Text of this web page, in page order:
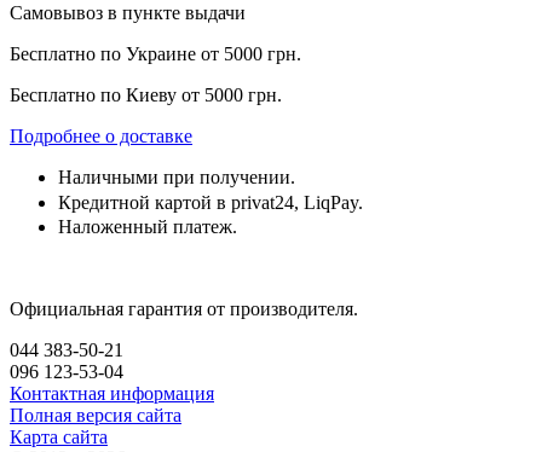
Самовывоз в пункте выдачи
Бесплатно по Украине от 5000 грн.
Бесплатно по Киеву от 5000 грн.
Подробнее о доставке
Наличными при получении.
Кредитной картой в privat24, LiqPay.
Наложенный платеж.
Официальная гарантия от производителя.
044 383-50-21
096 123-53-04
Контактная информация
Полная версия сайта
Карта сайта